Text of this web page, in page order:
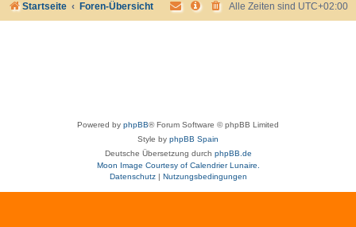
Startseite Foren-Übersicht Alle Zeiten sind UTC+02:00
Powered by phpBB® Forum Software © phpBB Limited
Style by phpBB Spain
Deutsche Übersetzung durch phpBB.de
Moon Image Courtesy of Calendrier Lunaire.
Datenschutz| Nutzungsbedingungen